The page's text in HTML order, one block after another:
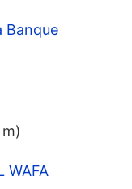
Banque
WAFA